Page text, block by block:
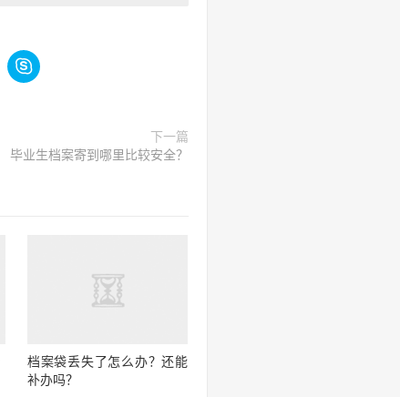

下一篇
毕业生档案寄到哪里比较安全？
档案袋丢失了怎么办？还能
补办吗？